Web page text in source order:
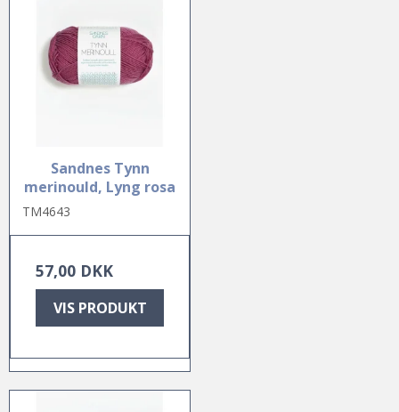
Sandnes Tynn
merinould, Lyng rosa
TM4643
57,00 DKK
VIS PRODUKT